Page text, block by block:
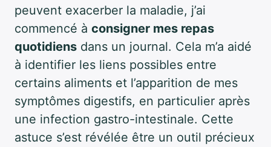
peuvent exacerber la maladie, j’ai
commencé à consigner mes repas
quotidiens dans un journal. Cela m’a aidé
à identifier les liens possibles entre
certains aliments et l’apparition de mes
symptômes digestifs, en particulier après
une infection gastro-intestinale. Cette
astuce s’est révélée être un outil précieux